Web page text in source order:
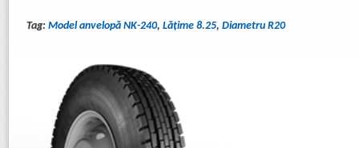
Tag: Model anvelopă NK-240, Lăţime 8.25, Diametru R20